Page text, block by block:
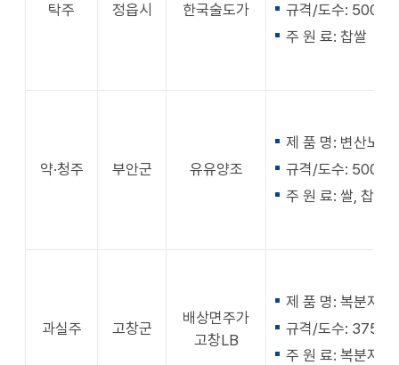
탁주 정읍시 한국술도가
규격/도수: 500ml,
주 원 료: 찹쌀
약·청주 부안군 유유양조
제 품 명: 변산노을
규격/도수:
주 원 료: 쌀, 찹쌀
과실주 고창군
배상면주가
고창LB
제 품 명: 복분자음
규격/도수:
주 원 료: 복분자